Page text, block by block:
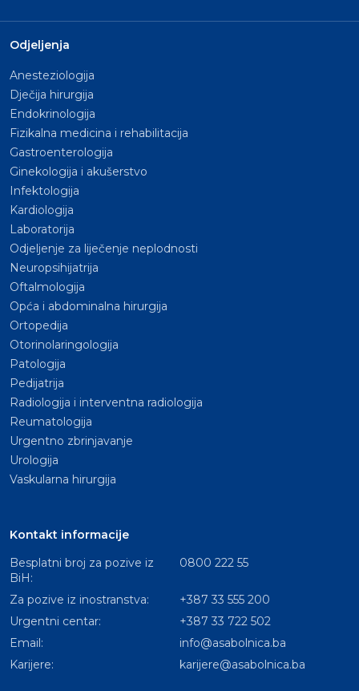
Odjeljenja
Anesteziologija
Dječija hirurgija
Endokrinologija
Fizikalna medicina i rehabilitacija
Gastroenterologija
Ginekologija i akušerstvo
Infektologija
Kardiologija
Laboratorija
Odjeljenje za liječenje neplodnosti
Neuropsihijatrija
Oftalmologija
Opća i abdominalna hirurgija
Ortopedija
Otorinolaringologija
Patologija
Pedijatrija
Radiologija i interventna radiologija
Reumatologija
Urgentno zbrinjavanje
Urologija
Vaskularna hirurgija
Kontakt informacije
Besplatni broj za pozive iz
BiH:
0800 222 55
Za pozive iz inostranstva:
+387 33 555 200
Urgentni centar:
+387 33 722 502
Email:
info@asabolnica.ba
Karijere:
karijere@asabolnica.ba